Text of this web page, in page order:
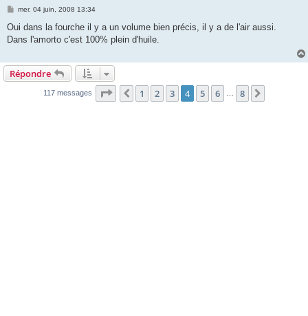
M
s
a
mer. 04 juin, 2008 13:34
Oui dans la fourche il y a un volume bien précis, il y a de l'air aussi.
Dans l'amorto c'est 100% plein d'huile.
Répondre
117 messages Page sur8
Précédente
1 2 3 4 5 6 8